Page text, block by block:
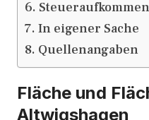
In eigener Sache
Quellenangaben
Fläche und
Altwigshagen